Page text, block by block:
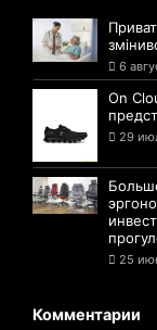
6
On
29
25
Комментарии